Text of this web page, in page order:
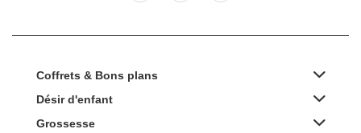
Coffrets & Bons plans
Désir d'enfant
Grossesse